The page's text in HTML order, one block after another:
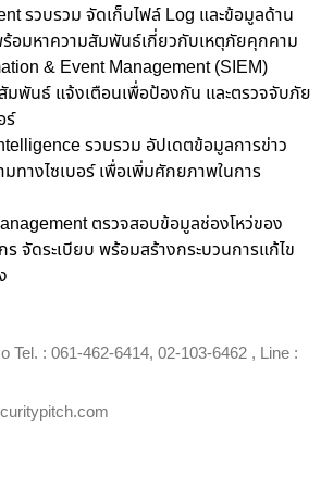
รวบรวม จัดเก็บไฟล์ Log และข้อมูลด้าน
อมหาความสัมพันธ์เกี่ยวกับเหตุภัยคุกคาม
& Event Management (SIEM)
สัมพันธ์ แจ้งเตือนเพื่อป้องกัน และตรวจจับภัย
ร์
รวบรวม อัปเดตข้อมูลการข่าว
ทางไซเบอร์ เพื่อเพิ่มศักยภาพในการ
ตรวจสอบข้อมูลช่องโหว่ของ
จัดระเบียบ พร้อมสร้างกระบวนการแก้ไข
Tel. : 061-462-6414, 02-103-6462 , Line :